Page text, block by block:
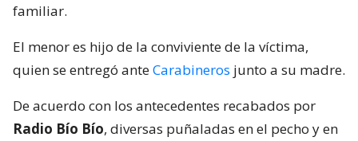
familiar.
El menor es hijo de la conviviente de la víctima,
quien se entregó anteCarabineros junto a su madre.
De acuerdo con los antecedentes recabados por
Radio Bío Bío, diversas puñaladas en el pecho y en